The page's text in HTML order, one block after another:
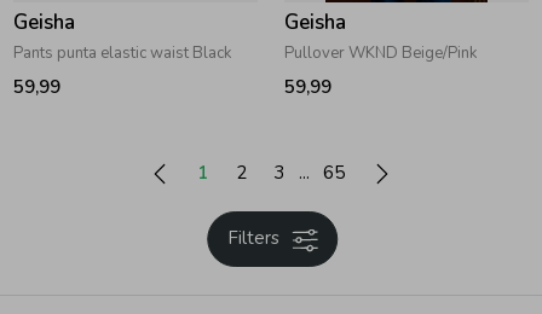
Geisha
Pants punta elastic waist Black
59,99
Geisha
Pullover WKND Beige/Pink
59,99
1 2 3 65
Filters